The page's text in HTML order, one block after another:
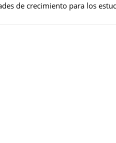
de crecimiento para los